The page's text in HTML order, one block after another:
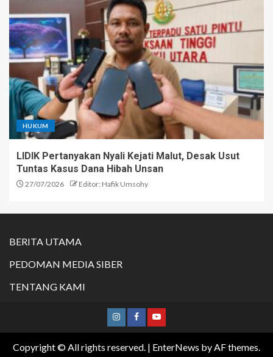
HUKUM
LIDIK Pertanyakan Nyali Kejati Malut, Desak Usut
Tuntas Kasus Dana Hibah Unsan
27/07/2026 Editor: Hafik Umsohy
BERITA UTAMA
PEDOMAN MEDIA SIBER
TENTANG KAMI
Copyright © All rights reserved. | EnterNews by AF themes.